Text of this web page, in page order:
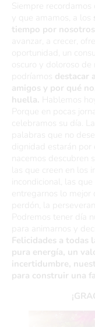
Siempre recordamos
y que amamos, a los
tiempo por nosotros
avanzar, a crecer,
oportunidad, un
oscuro y doloroso
podríamos destacar
amigos y por qué
huella. Hablemos
Porque en pocas
celebramos su día.
palabras que no
dignidad estarán por
nacemos descubren
las que creen en los
incondicional, las
entregarnos lo mejor
perdón, la
Podremos tener día
para animarnos y
Felicidades a todas
pura energía, un
incertidumbre,
para construir una